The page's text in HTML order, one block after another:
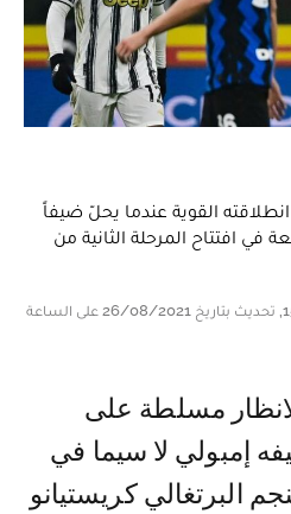
القوية عندما يحلّ ضيفاً
في افتتاح المرحلة الثانية من
في 26/08/2021 على الساعة 15:32, تحديث بتاريخ 26/08/2021 على الساعة
إمبولي لا سيما في
البرتغالي كريستيانو